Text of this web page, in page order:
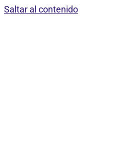
Saltar al contenido